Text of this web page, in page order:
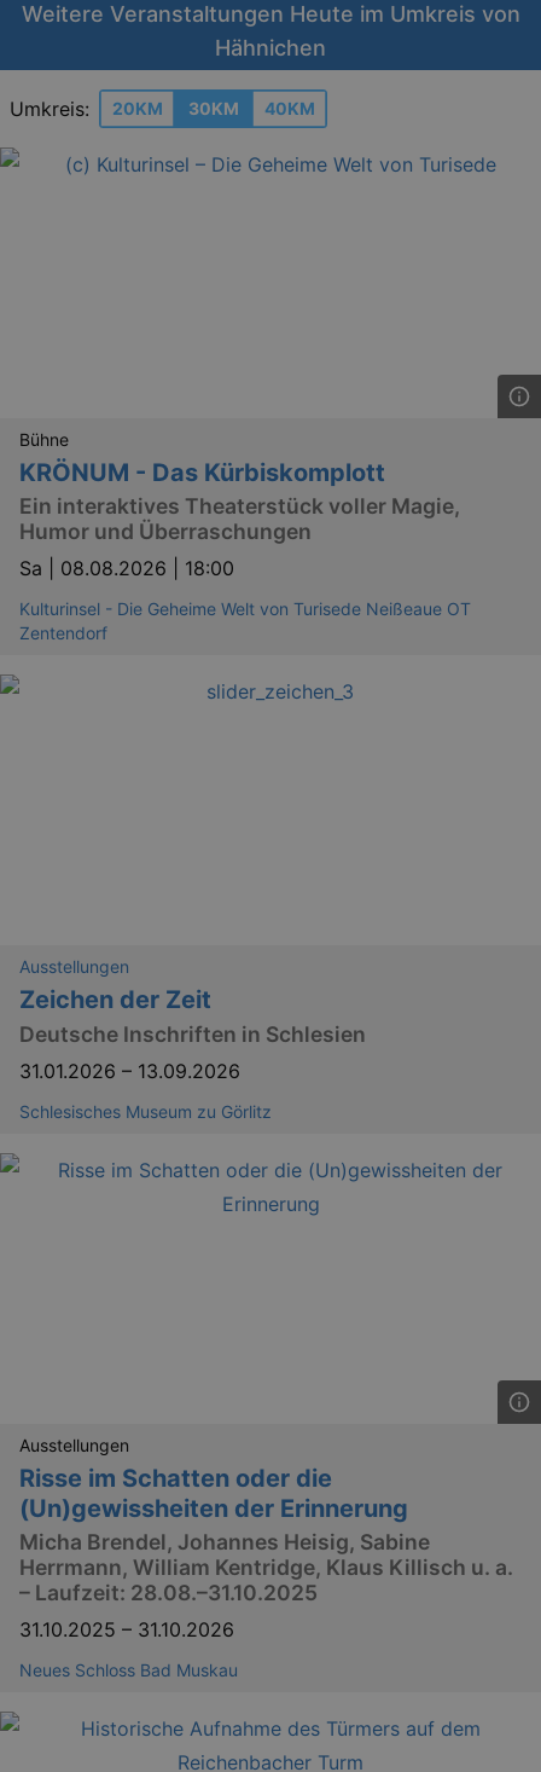
Weitere Veranstaltungen Heute im Umkreis von
Hähnichen
Umkreis: 20KM 30KM 40KM
Bühne
KRÖNUM - Das Kürbiskomplott
Ein interaktives Theaterstück voller Magie,
Humor und Überraschungen
Sa | 08.08.2026 | 18:00
Kulturinsel - Die Geheime Welt von Turisede Neißeaue OT
Zentendorf
Ausstellungen
Zeichen der Zeit
Deutsche Inschriften in Schlesien
31.01.2026 – 13.09.2026
Schlesisches Museum zu Görlitz
Ausstellungen
Risse im Schatten oder die
(Un)gewissheiten der Erinnerung
Micha Brendel, Johannes Heisig, Sabine
Herrmann, William Kentridge, Klaus Killisch u. a.
– Laufzeit: 28.08.–31.10.2025
31.10.2025 – 31.10.2026
Neues Schloss Bad Muskau